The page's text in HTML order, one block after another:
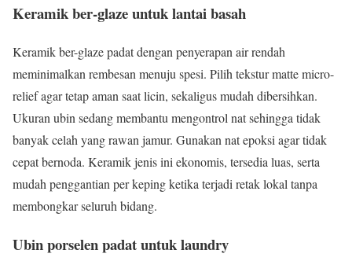
Keramik ber-glaze untuk lantai basah
Keramik ber-glaze padat dengan penyerapan air rendah
meminimalkan rembesan menuju spesi. Pilih tekstur matte micro-
relief agar tetap aman saat licin, sekaligus mudah dibersihkan.
Ukuran ubin sedang membantu mengontrol nat sehingga tidak
banyak celah yang rawan jamur. Gunakan nat epoksi agar tidak
cepat bernoda. Keramik jenis ini ekonomis, tersedia luas, serta
mudah penggantian per keping ketika terjadi retak lokal tanpa
membongkar seluruh bidang.
Ubin porselen padat untuk laundry